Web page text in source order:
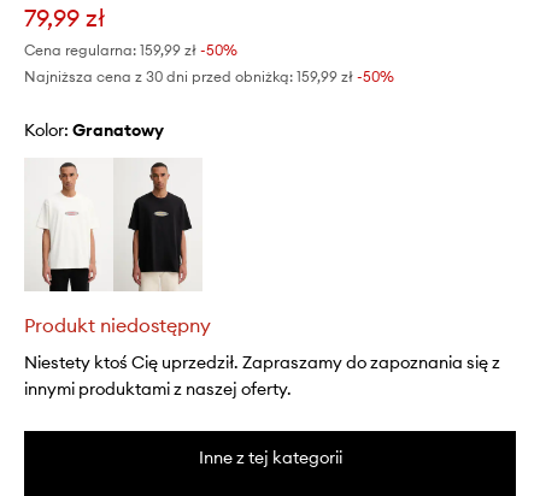
79,99 zł
Cena regularna: 159,99 zł -50%
Najniższa cena z 30 dni przed obniżką: 159,99 zł -50%
Kolor: granatowy
Produkt niedostępny
Niestety ktoś Cię uprzedził. Zapraszamy do zapoznania się z
innymi produktami z naszej oferty.
Inne z tej kategorii